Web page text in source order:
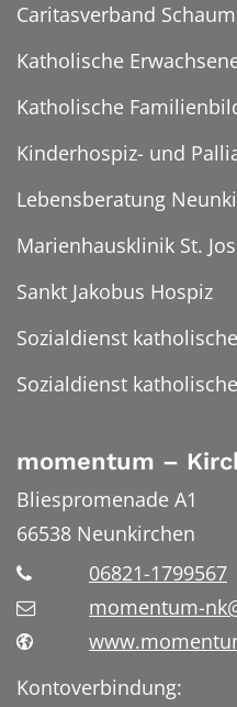
Caritasverband
Katholische
Katholische
Kinderhospiz- und
Lebensberatung
Marienhausklinik St.
Sankt Jakobus Hospiz
Sozialdienst
Sozialdienst
momentum –
Bliespromenade A1
66538 Neunkirchen
06821-1799567
momentum-
Kontoverbindung: